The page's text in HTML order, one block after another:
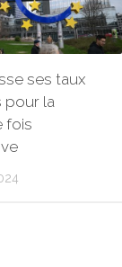
ses taux
pour la
fois